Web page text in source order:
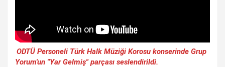
ODTÜ Personeli Türk Halk Müziği Korosu konserinde Grup
Yorum'un "Yar Gelmiş" parçası seslendirildi.